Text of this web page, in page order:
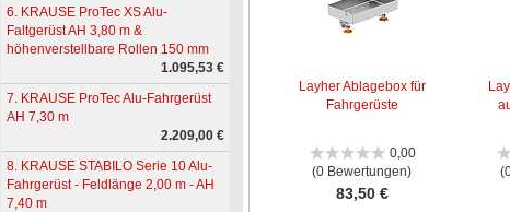
6. KRAUSE ProTec XS Alu-
Faltgerüst AH 3,80 m &
höhenverstellbare Rollen 150 mm
1.095,53 €
7. KRAUSE ProTec Alu-Fahrgerüst
AH 7,30 m
2.209,00 €
8. KRAUSE STABILO Serie 10 Alu-
Fahrgerüst - Feldlänge 2,00 m - AH
7,40 m
Layher Ablagebox für
Fahrgerüste
0,00
(0 Bewertungen)
83,50 €